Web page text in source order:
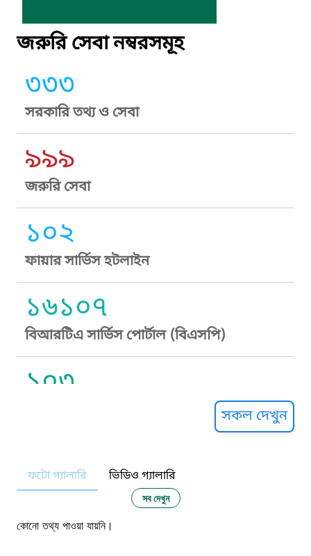
জরুরি সেবা নম্বরসমূহ
৩৩৩
সরকারি তথ্য ও সেবা
৯৯৯
জরুরি সেবা
১০২
ফায়ার সার্ভিস হটলাইন
১৬১০৭
বিআরটিএ সার্ভিস পোর্টাল (বিএসপি)
১০৩
নারী ও শিশু নির্যাতন প্রতিরোধ
১০৬
সকল দেখুন
ফটো গ্যালারি ভিডিও গ্যালারি
সব দেখুন
কোনো তথ্য পাওয়া যায়নি।